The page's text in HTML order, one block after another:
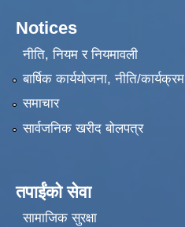
Notices
नीति, नियम र नियमावली
बार्षिक कार्ययोजना, नीति/कार्यक्रम
समाचार
सार्वजनिक खरीद बोलपत्र
तपाईंको सेवा
सामाजिक सुरक्षा